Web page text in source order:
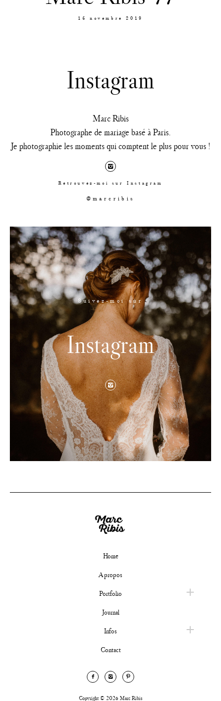
16 novembre 2019
Suivez-moi sur
Instagram
Instagram
Marc Ribis
Photographe de mariage basé à Paris.
Je photographie les moments qui comptent le plus pour vous !
Retrouvez-moi sur Instagram
@marcribis
Home
A propos
Portfolio
Journal
Infos
Contact
Copyright © 2026 Marc Ribis